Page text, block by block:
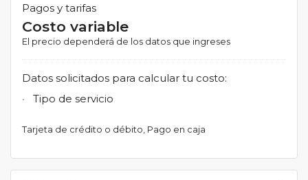
Pagos y tarifas
Costo variable
El precio dependerá de los datos que ingreses
Datos solicitados para calcular tu costo:
Tipo de servicio
Tarjeta de crédito o débito Pago en caja